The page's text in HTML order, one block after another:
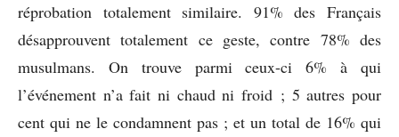
réprobation totalement similaire. 91% des Français
désapprouvent totalement ce geste, contre 78% des
musulmans. On trouve parmi ceux-ci 6% à qui
l’événement n’a fait ni chaud ni froid ; 5 autres pour
cent qui ne le condamnent pas ; et un total de 16% qui